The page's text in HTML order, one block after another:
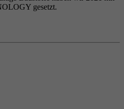
gesetzt.